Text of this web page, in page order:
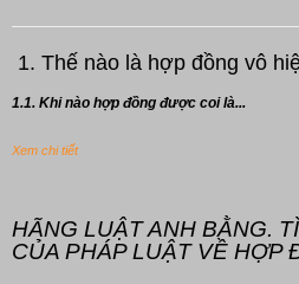
1. Thế nào là hợp đồng vô
1.1. Khi nào hợp đồng được coi là...
Xem chi tiết
HÃNG LUẬT ANH BẰNG.
CỦA PHÁP LUẬT VỀ HỢP